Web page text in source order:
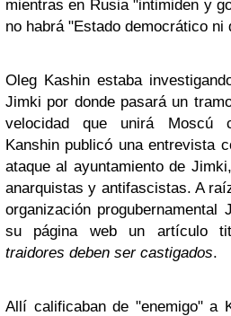
mientras en Rusia "intimiden y
no habrá "Estado democrático ni
Oleg Kashin estaba
Jimki por donde pasará un
velocidad que unirá Moscú
Kanshin publicó una entrevista
ataque al ayuntamiento de
anarquistas y antifascistas. A
organización progubernamental
su página web un artículo
traidores deben ser castigados.
Allí calificaban de "enemigo" a